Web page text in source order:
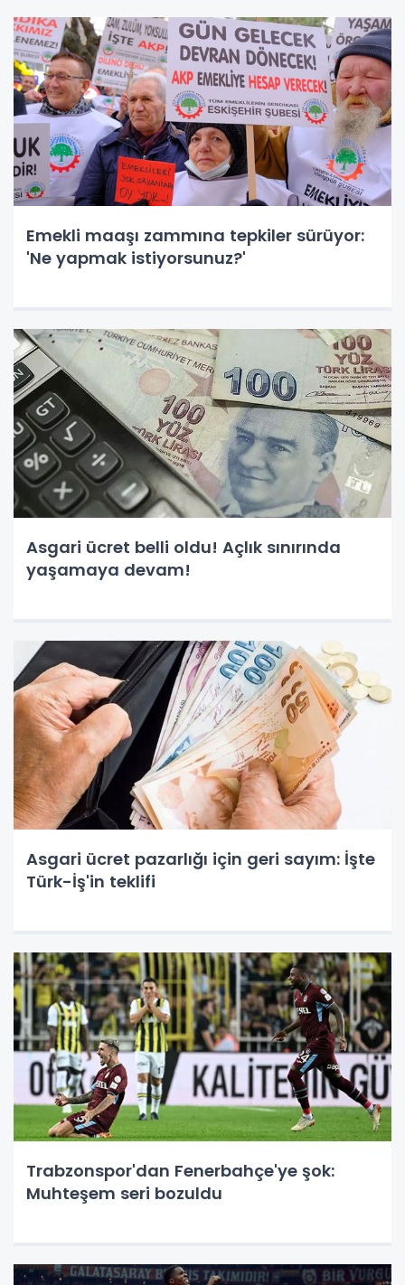
Emekli maaşı zammına tepkiler sürüyor:
'Ne yapmak istiyorsunuz?'
Asgari ücret belli oldu! Açlık sınırında
yaşamaya devam!
Asgari ücret pazarlığı için geri sayım: İşte
Türk-İş'in teklifi
Trabzonspor'dan Fenerbahçe'ye şok:
Muhteşem seri bozuldu